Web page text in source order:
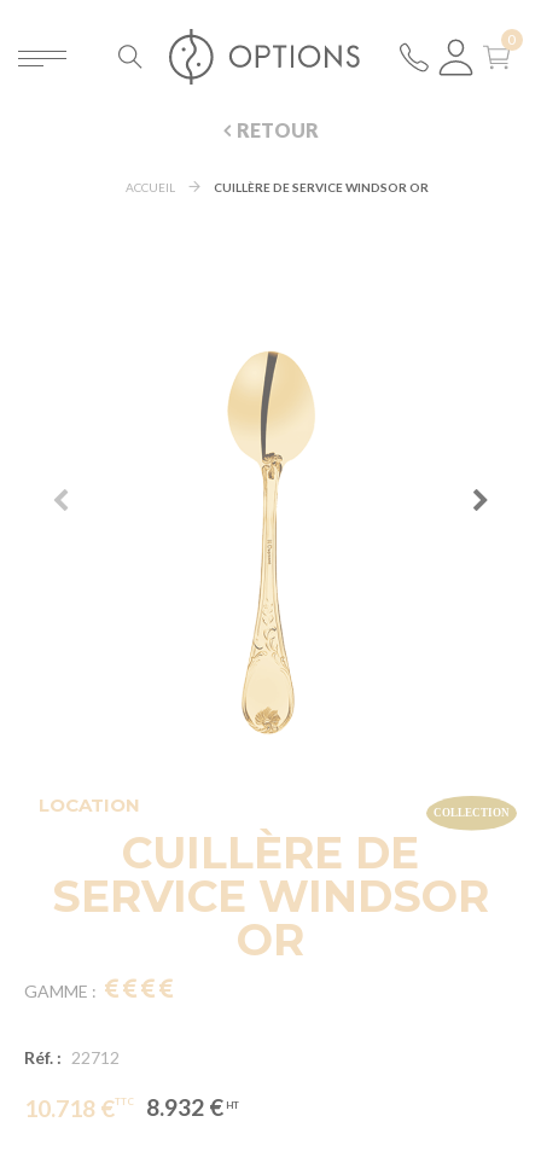
RETOUR
ACCUEIL CUILLÈRE DE SERVICE WINDSOR OR
LOCATION
CUILLÈRE DE
SERVICE WINDSOR
OR
GAMME :
Réf. : 22712
10.718 € 8.932 €